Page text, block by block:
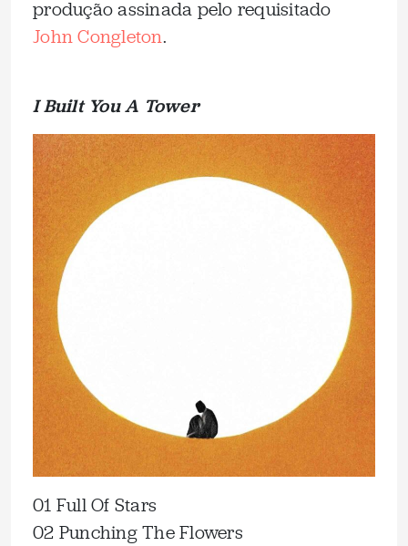
produção assinada pelo requisitado
John Congleton.
I Built You A Tower
01 Full Of Stars
02 Punching The Flowers